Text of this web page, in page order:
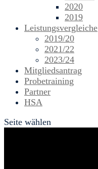
2020
2019
Leistungsvergleiche
2019/20
2021/22
2023/24
Mitgliedsantrag
Probetraining
Partner
HSA
Seite wählen